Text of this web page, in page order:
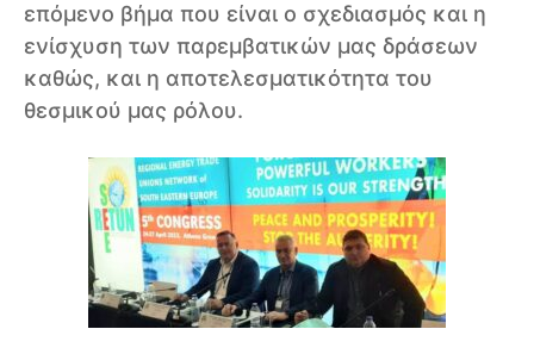
επόμενο βήμα που είναι ο σχεδιασμός και η
ενίσχυση των παρεμβατικών μας δράσεων
καθώς, και η αποτελεσματικότητα του
θεσμικού μας ρόλου.